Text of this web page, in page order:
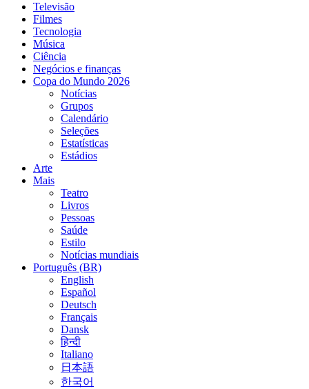
Televisão
Filmes
Tecnologia
Música
Ciência
Negócios e finanças
Copa do Mundo 2026
Notícias
Grupos
Calendário
Seleções
Estatísticas
Estádios
Arte
Mais
Teatro
Livros
Pessoas
Saúde
Estilo
Notícias mundiais
Português (BR)
English
Español
Deutsch
Français
Dansk
हिन्दी
Italiano
日本語
한국어